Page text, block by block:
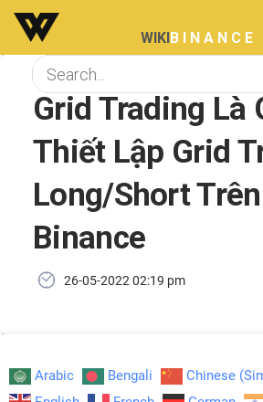
WIKIBINANCE
Grid Trading Là
Thiết Lập Grid
Long/Short
Binance
26-05-2022 02:19 pm
Arabic Bengali Chinese